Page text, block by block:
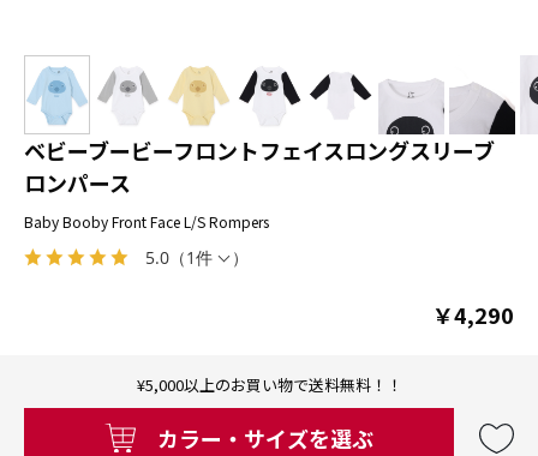
5.0 （1件 ）
ベビーブービーフロントフェイスロングスリーブ
ロンパース
Baby Booby Front Face L/S Rompers
￥4,290
¥5,000以上のお買い物で送料無料！！
カラー・サイズを選ぶ